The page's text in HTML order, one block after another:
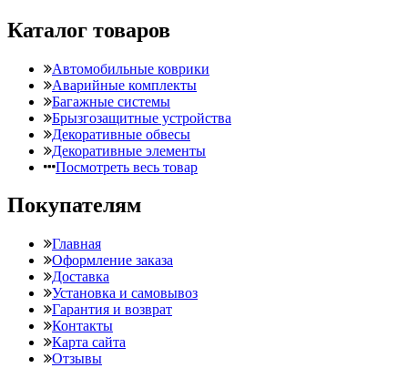
Каталог товаров
Автомобильные коврики
Аварийные комплекты
Багажные системы
Брызгозащитные устройства
Декоративные обвесы
Декоративные элементы
Посмотреть весь товар
Покупателям
Главная
Оформление заказа
Доставка
Установка и самовывоз
Гарантия и возврат
Контакты
Карта сайта
Отзывы